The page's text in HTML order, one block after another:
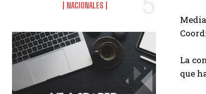
NACIONALES
La
que